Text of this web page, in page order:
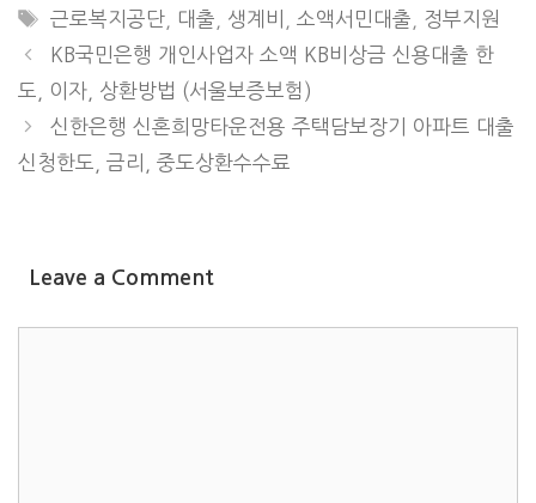
TAGS
근로복지공단 대출 생계비 소액서민대출
정부지원
KB국민은행 개인사업자 소액 KB비상금 신용대출 한
도, 이자, 상환방법 (서울보증보험)
신한은행 신혼희망타운전용 주택담보장기 아파트 대출
신청한도, 금리, 중도상환수수료
Leave a Comment